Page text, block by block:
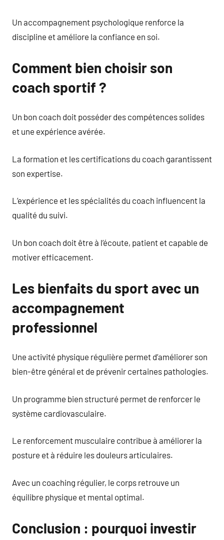
Un accompagnement psychologique renforce la
discipline et améliore la confiance en soi.
Comment bien choisir son
coach sportif ?
Un bon coach doit posséder des compétences solides
et une expérience avérée.
La formation et les certifications du coach garantissent
son expertise.
L’expérience et les spécialités du coach influencent la
qualité du suivi.
Un bon coach doit être à l’écoute, patient et capable de
motiver efficacement.
Les bienfaits du sport avec un
accompagnement
professionnel
Une activité physique régulière permet d’améliorer son
bien-être général et de prévenir certaines pathologies.
Un programme bien structuré permet de renforcer le
système cardiovasculaire.
Le renforcement musculaire contribue à améliorer la
posture et à réduire les douleurs articulaires.
Avec un coaching régulier, le corps retrouve un
équilibre physique et mental optimal.
Conclusion : pourquoi investir